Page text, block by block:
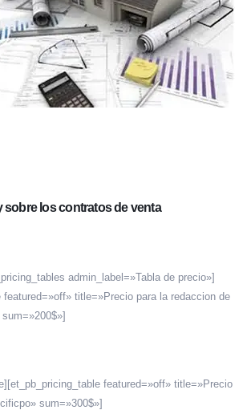
sobre los contratos de venta
admin_label=»Tabla de precio»]
featured=»off» title=»Precio para la redaccion de
featured=»off» title=»Precio
sum=»300$»]